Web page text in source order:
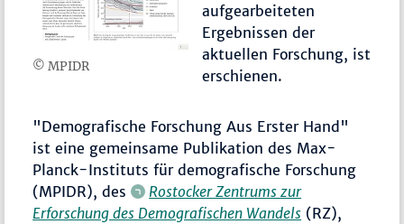
© MPIDR
aufgearbeiteten
Ergebnissen der
aktuellen Forschung, ist
erschienen.
"Demografische Forschung Aus Erster Hand"
ist eine gemeinsame Publikation des Max-
Planck-Instituts für demografische Forschung
(MPIDR), des
Rostocker Zentrums zur
Erforschung des Demografischen Wandels (RZ),